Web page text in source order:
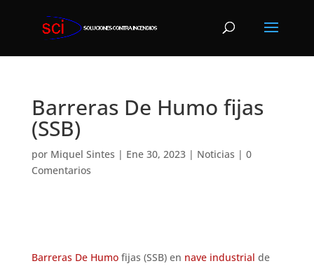
Barreras De Humo fijas
(SSB)
por Miquel Sintes | Ene 30, 2023| Noticias | 0
Comentarios
Barreras De Humofijas (SSB) en nave industrial de